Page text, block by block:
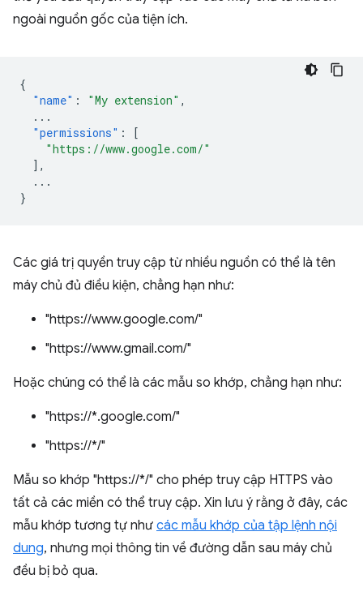
ngoài nguồn gốc của tiện ích.
{
"name" : "My extension" ,
...
"permissions" :
[
"https://www.google.com/"
],
...
}
Các giá trị quyền truy cập từ nhiều nguồn có thể là tên
máy chủ đủ điều kiện, chẳng hạn như:
"https://www.google.com/"
"https://www.gmail.com/"
Hoặc chúng có thể là các mẫu so khớp, chẳng hạn như:
"https://*.google.com/"
"https://*/"
Mẫu so khớp "https://*/" cho phép truy cập HTTPS vào
tất cả các miền có thể truy cập. Xin lưu ý rằng ở đây, các
mẫu khớp tương tự như các mẫu khớp của tập lệnh nội
dung, nhưng mọi thông tin về đường dẫn sau máy chủ
đều bị bỏ qua.